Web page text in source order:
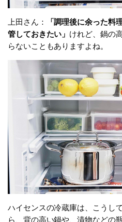
上田さん：
「調理後に余った料
管しておきたい」 けれど、鍋の
らないこともありますよね。
ハイセンスの冷蔵庫は、こうし
ら、背の高い鍋や、漬物などの